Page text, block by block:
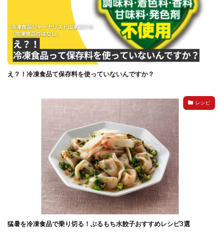
え？！冷凍食品て保存料を使っていないんですか？
レシピ
猛暑を冷凍食品で乗り切る！ぷるもち水餃子おすすめレシピ3選